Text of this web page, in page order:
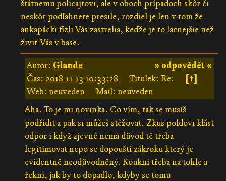
štátnemu policajtovi, ale v oboch prípadoch skôr či
neskôr podľahnete presile, rozdiel je len v tom že
ankapácki fízli Vás zastrelia, keďže je to lacnejšie než
živiť Vás v base.
» odpovědět «
Autor: Glande
Čas: 2018-11-13 10:33:28 Titulek: Re:
[↑]
Web: neuveden
Mail: neuveden
Aha. To je mi novinka. Co vím, tak se musíš
podřídit a pak si můžeš stěžovat. Zkus poldovi klást
odpor i když zjevně nemá důvod tě třeba
legitimovat nepo se dopouští zákroku který je
evidentně neodůvodněný. Koukni třeba na tohle a
řekni, jak by to dopadlo, kdyby se tomu